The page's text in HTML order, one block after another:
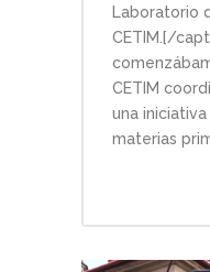
Laboratorio
CETIM.[/
CETIM
una
materias